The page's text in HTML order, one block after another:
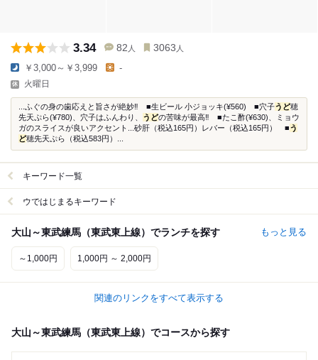
3.34 82 人 3063 人
￥3,000～￥3,999 -
火曜日
...ふぐの身の歯応えと旨さが絶妙‼️ ■生ビール 小ジョッキ(¥560) ■穴子うど穂
先天ぷら(¥780)、穴子はふんわり、 うどの苦味が最高‼️ ■たこ酢(¥630)、ミョウ
ガのスライスが良いアクセント...砂肝（税込165円）レバー（税込165円） ■う
ど穂先天ぷら（税込583円）...
キーワード一覧
ウではじまるキーワード
大山～東武練馬（東武東上線）でランチを探す もっと見る
～1,000円 1,000円 ～ 2,000円
関連のリンクをすべて表示する
大山～東武練馬（東武東上線）でコースから探す